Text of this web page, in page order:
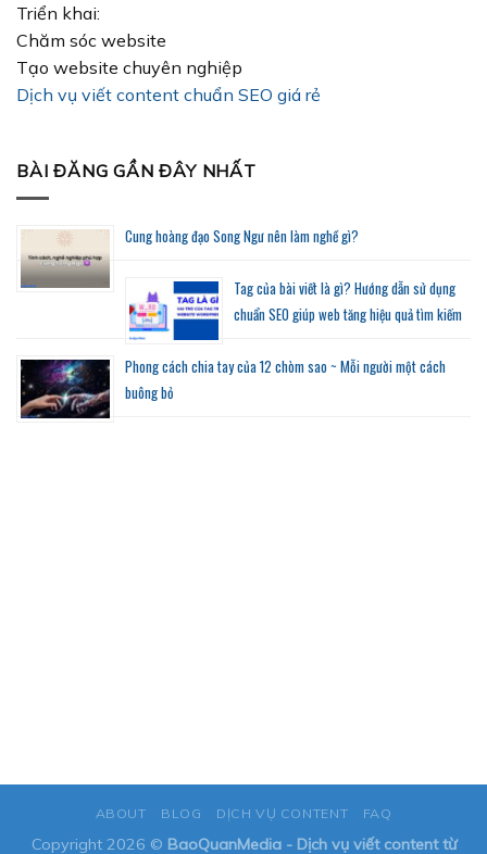
Triển khai:
Chăm sóc website
Tạo website chuyên nghiệp
Dịch vụ viết content chuẩn SEO giá rẻ
BÀI ĐĂNG GẦN ĐÂY NHẤT
Cung hoàng đạo Song Ngư nên làm nghề gì?
Tag của bài viết là gì? Hướng dẫn sử dụng
chuẩn SEO giúp web tăng hiệu quả tìm kiếm
Phong cách chia tay của 12 chòm sao ~ Mỗi người một cách
buông bỏ
ABOUT BLOG DỊCH VỤ CONTENT FAQ
Copyright 2026 © BaoQuanMedia - Dịch vụ viết content từ